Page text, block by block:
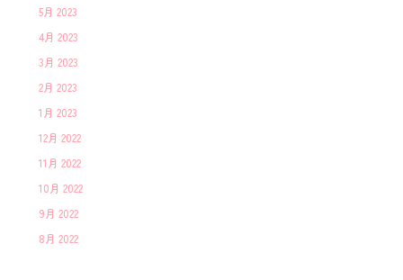
5月 2023
4月 2023
3月 2023
2月 2023
1月 2023
12月 2022
11月 2022
10月 2022
9月 2022
8月 2022